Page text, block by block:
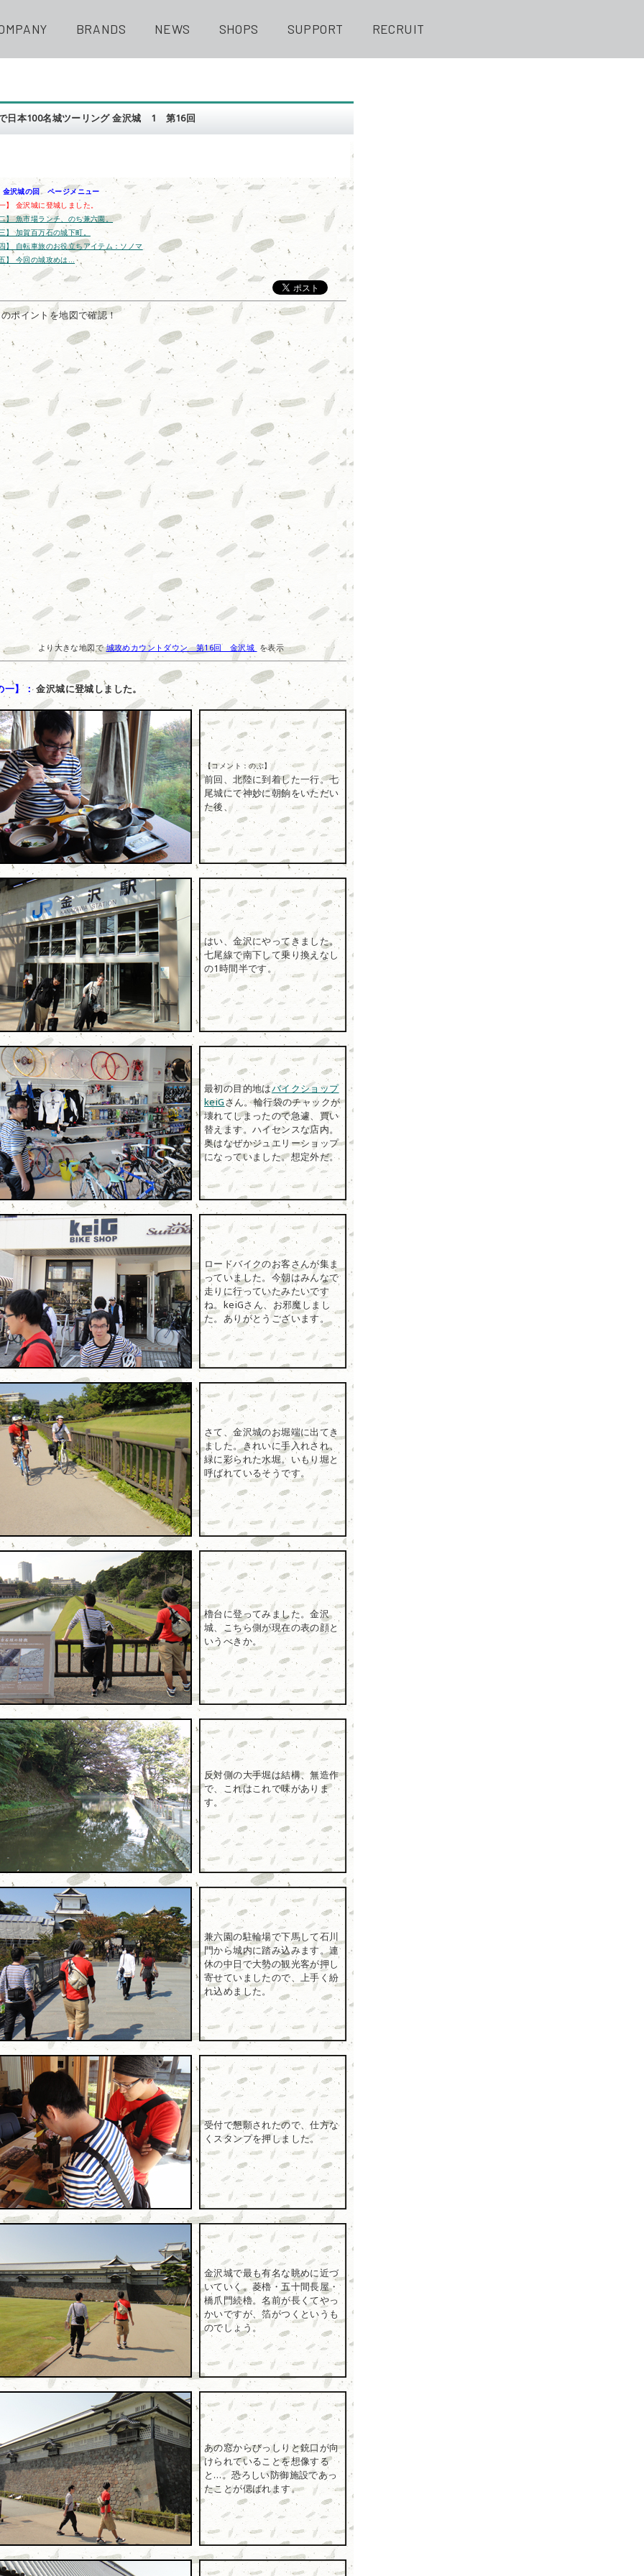
BRANDS NEWS SHOPS SUPPORT RECRUIT
日本100名城ツーリング 金沢城 1 第16回
金沢城の回 ページメニュー
】 金沢城に登城しました。
】 魚市場ランチ、のち兼六園。
】 加賀百万石の城下町。
】 自転車旅のお役立ちアイテム：ソノマ
】 今回の城攻めは…
ポイントを地図で確認！
より大きな地図で城攻めカウントダウン 第16回 金沢城 ‎ を表示
一】：金沢城に登城しました。
【コメント：のぶ】
前回、北陸に到着した一行。七
尾城にて神妙に朝餉をいただい
た後、
はい、金沢にやってきました。
七尾線で南下して乗り換えなし
の1時間半です。
最初の目的地はバイクショップ
keiGさん。輪行袋のチャックが
壊れてしまったので急遽、買い
替えます。ハイセンスな店内。
奥はなぜかジュエリーショップ
になっていました。想定外だ。
ロードバイクのお客さんが集ま
っていました。今朝はみんなで
走りに行っていたみたいです
ね。keiGさん、お邪魔しまし
た。ありがとうございます。
さて、金沢城のお堀端に出てき
ました。きれいに手入れされ、
緑に彩られた水堀。いもり堀と
呼ばれているそうです。
櫓台に登ってみました。金沢
城、こちら側が現在の表の顔と
いうべきか。
反対側の大手堀は結構、無造作
で、これはこれで味がありま
す。
兼六園の駐輪場で下馬して石川
門から城内に踏み込みます。連
休の中日で大勢の観光客が押し
寄せていましたので、上手く紛
れ込めました。
受付で懇願されたので、仕方な
くスタンプを押しました。
金沢城で最も有名な眺めに近づ
いていく。菱櫓・五十間長屋・
橋爪門続櫓。名前が長くてやっ
かいですが、箔がつくというも
のでしょう。
あの窓からびっしりと銃口が向
けられていることを想像する
と…。恐ろしい防御施設であっ
たことが偲ばれます。